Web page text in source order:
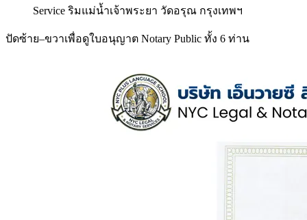
Service ริมแม่น้ำเจ้าพระยา วัดอรุณ กรุงเทพฯ
ปัดซ้าย–ขวาเพื่อดูใบอนุญาต Notary Public ทั้ง 6 ท่าน